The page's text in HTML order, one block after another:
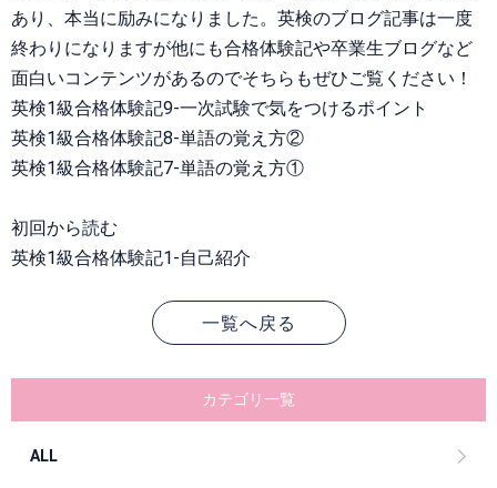
あり、本当に励みになりました。英検のブログ記事は一度
終わりになりますが他にも合格体験記や卒業生ブログなど
面白いコンテンツがあるのでそちらもぜひご覧ください！
英検1級合格体験記9-一次試験で気をつけるポイント
英検1級合格体験記8-単語の覚え方②
英検1級合格体験記7-単語の覚え方①
初回から読む
英検1級合格体験記1-自己紹介
一覧へ戻る
カテゴリ一覧
ALL